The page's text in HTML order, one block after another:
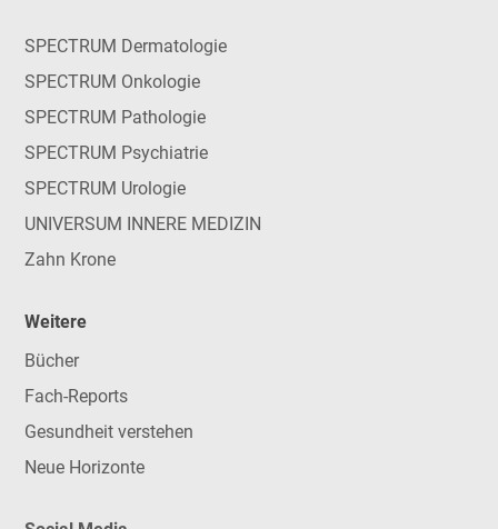
SPECTRUM Dermatologie
SPECTRUM Onkologie
SPECTRUM Pathologie
SPECTRUM Psychiatrie
SPECTRUM Urologie
UNIVERSUM INNERE MEDIZIN
Zahn Krone
Weitere
Bücher
Fach-Reports
Gesundheit verstehen
Neue Horizonte